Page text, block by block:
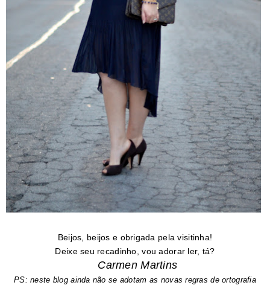
Beijos, beijos e obrigada pela visitinha!
Deixe seu recadinho, vou adorar ler, tá?
Carmen Martins
PS: neste blog ainda não se adotam as novas regras de ortografia